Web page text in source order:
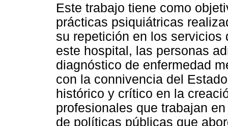
Este trabajo tiene como
prácticas psiquiátricas
su repetición en los servicios
este hospital, las personas
diagnóstico de enfermedad
con la connivencia del
histórico y crítico en la
profesionales que trabajan
de políticas públicas que